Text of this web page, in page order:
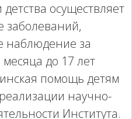
осуществляет
заболеваний,
наблюдение за
месяца до 17 лет
помощь детям
научно-
Института.